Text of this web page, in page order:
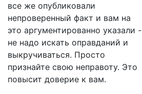
все же опубликовали
непроверенный факт и вам на
это аргументированно указали -
не надо искать оправданий и
выкручиваться. Просто
признайте свою неправоту. Это
повысит доверие к вам.